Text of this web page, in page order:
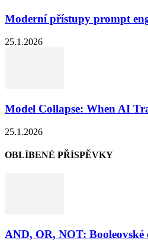
Moderní přístupy prompt
25.1.2026
Model Collapse: When AI
25.1.2026
OBLÍBENÉ PŘÍSPĚVKY
AND, OR, NOT: